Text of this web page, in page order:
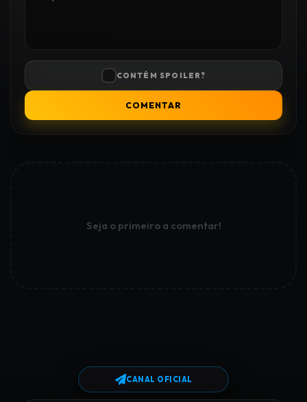
CONTÉM SPOILER?
COMENTAR
Seja o primeiro a comentar!
CANAL OFICIAL